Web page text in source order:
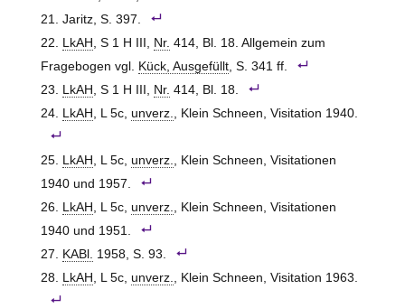
Jaritz, S. 397.
LkAH
, S 1 H III, Nr. 414, Bl. 18. Allgemein zum
Fragebogen vgl.
Kück, Ausgefüllt, S. 341 ff.
LkAH
, S 1 H III, Nr. 414, Bl. 18.
LkAH
, L 5c, unverz. , Klein Schneen, Visitation 1940.
LkAH , L 5c, unverz.
, Klein Schneen, Visitationen
1940 und 1957.
LkAH
, L 5c, unverz.
, Klein Schneen, Visitationen
1940 und 1951.
KABl.
1958, S. 93.
LkAH
, L 5c, unverz. , Klein Schneen, Visitation 1963.